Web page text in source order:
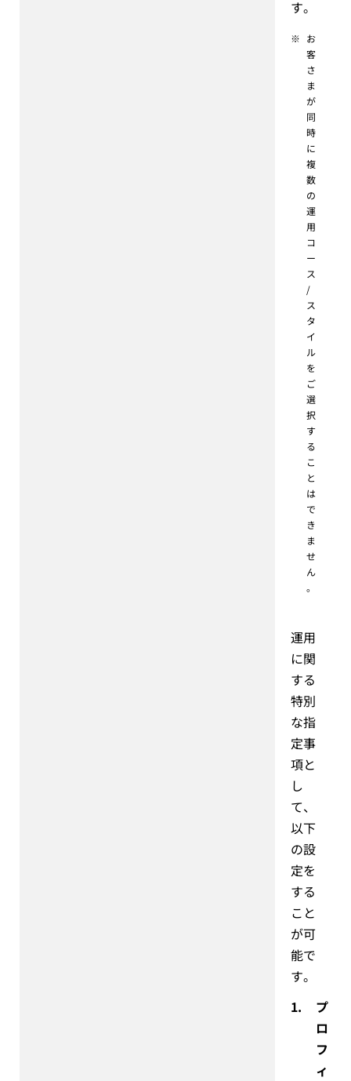
す。
※ お
客
さ
ま
が
同
時
に
複
数
の
運
用
コ
ー
ス
/
ス
タ
イ
ル
を
ご
選
択
す
る
こ
と
は
で
き
ま
せ
ん
。
運用
に関
する
特別
な指
定事
項と
し
て、
以下
の設
定を
する
こと
が可
能で
す。
1.
プ
ロ
フ
ィ